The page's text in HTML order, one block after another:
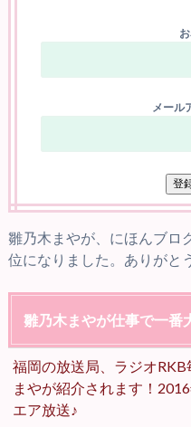
メール
雛乃木まやが、にほんブロ
位になりました。ありがと
雛乃木まやが仕事で一番
福岡の放送局、ラジオ
まやが紹介されます！
エア放送♪